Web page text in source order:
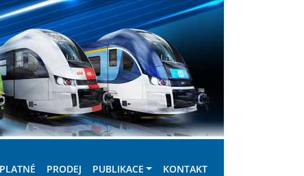
PRODEJ PUBLIKACE KONTAKT